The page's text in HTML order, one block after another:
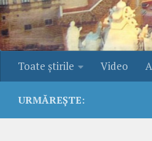
Toate ştirile Video
URMĂREȘTE: